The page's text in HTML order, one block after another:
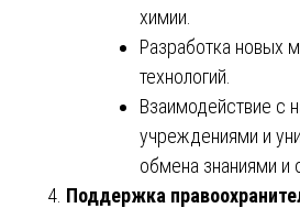
химии.
Разработка новых
технологий.
Взаимодействие с
учреждениями и
обмена знаниями и
Поддержка